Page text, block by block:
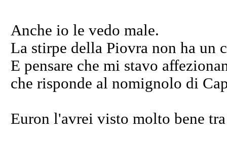
Anche io le vedo male.
La stirpe della Piovra non ha un
E pensare che mi stavo
che risponde al nomignolo di
Euron l'avrei visto molto bene